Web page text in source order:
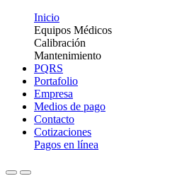
Inicio
Equipos Médicos
Calibración
Mantenimiento
PQRS
Portafolio
Empresa
Medios de pago
Contacto
Cotizaciones
Pagos en línea